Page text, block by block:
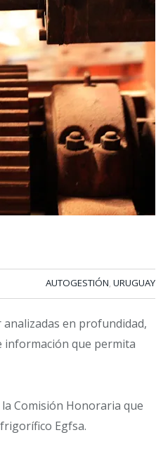
AUTOGESTIÓN, URUGUAY
en profundidad,
información que permita
Comisión Honoraria que
Egfsa.